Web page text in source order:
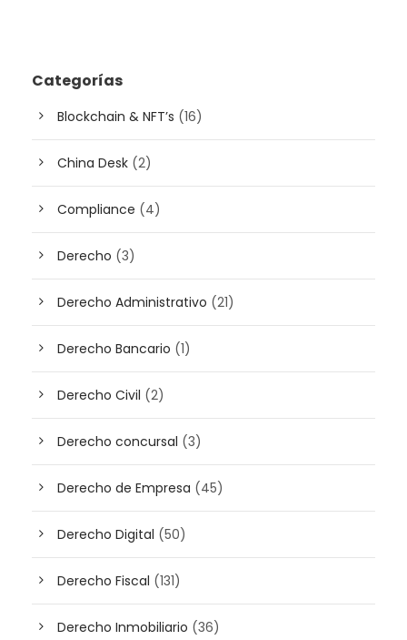
Categorías
Blockchain & NFT’s (16)
China Desk (2)
Compliance (4)
Derecho (3)
Derecho Administrativo (21)
Derecho Bancario (1)
Derecho Civil (2)
Derecho concursal (3)
Derecho de Empresa (45)
Derecho Digital (50)
Derecho Fiscal (131)
Derecho Inmobiliario (36)